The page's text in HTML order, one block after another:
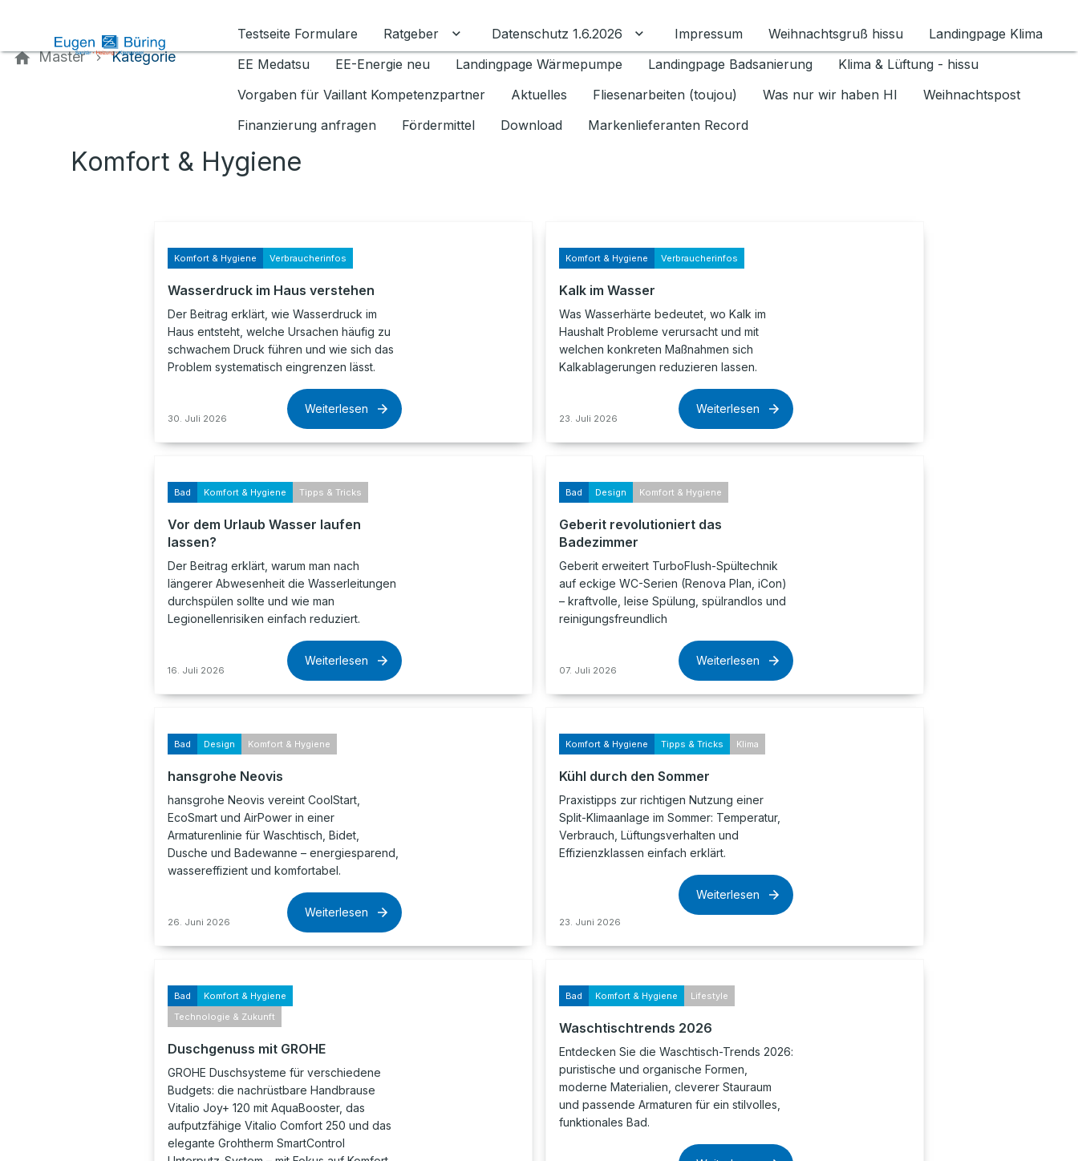
Testseite Formulare
Ratgeber Untermenü für Ratgeber umschalten
Datenschutz 1.6.2026 Untermenü für Datenschutz 1.6.2026 umschalten
Impressum Weihnachtsgruß hissu
Landingpage Klima
EE Medatsu
EE-Energie neu Landingpage Wärmepumpe Landingpage Badsanierung
Klima & Lüftung - hissu
Vorgaben für Vaillant Kompetenzpartner
Aktuelles Fliesenarbeiten (toujou) Was nur wir haben HI
Weihnachtspost
Finanzierung anfragen
Fördermittel Download Markenlieferanten Record
Master Kategorie
Komfort & Hygiene
Komfort & Hygiene Verbraucherinfos
Wasserdruck im Haus verstehen
Der Beitrag erklärt, wie Wasserdruck im
Haus entsteht, welche Ursachen häufig zu
schwachem Druck führen und wie sich das
Problem systematisch eingrenzen lässt.
30. Juli 2026
Weiterlesen
Komfort & Hygiene Verbraucherinfos
Kalk im Wasser
Was Wasserhärte bedeutet, wo Kalk im
Haushalt Probleme verursacht und mit
welchen konkreten Maßnahmen sich
Kalkablagerungen reduzieren lassen.
23. Juli 2026
Weiterlesen
Bad Komfort & Hygiene Tipps & Tricks
Vor dem Urlaub Wasser laufen
lassen?
Der Beitrag erklärt, warum man nach
längerer Abwesenheit die Wasserleitungen
durchspülen sollte und wie man
Legionellenrisiken einfach reduziert.
16. Juli 2026
Weiterlesen
Bad Design Komfort & Hygiene
Geberit revolutioniert das
Badezimmer
Geberit erweitert TurboFlush-Spültechnik
auf eckige WC-Serien (Renova Plan, iCon)
– kraftvolle, leise Spülung, spülrandlos und
reinigungsfreundlich
07. Juli 2026
Weiterlesen
Bad Design Komfort & Hygiene
hansgrohe Neovis
hansgrohe Neovis vereint CoolStart,
EcoSmart und AirPower in einer
Armaturenlinie für Waschtisch, Bidet,
Dusche und Badewanne – energiesparend,
wassereffizient und komfortabel.
26. Juni 2026
Weiterlesen
Komfort & Hygiene Tipps & Tricks Klima
Kühl durch den Sommer
Praxistipps zur richtigen Nutzung einer
Split-Klimaanlage im Sommer: Temperatur,
Verbrauch, Lüftungsverhalten und
Effizienzklassen einfach erklärt.
23. Juni 2026
Weiterlesen
Bad
Komfort & Hygiene
Technologie & Zukunft
Duschgenuss mit GROHE
GROHE Duschsysteme für verschiedene
Budgets: die nachrüstbare Handbrause
Vitalio Joy+ 120 mit AquaBooster, das
aufputzfähige Vitalio Comfort 250 und das
elegante Grohtherm SmartControl
Bad Komfort & Hygiene Lifestyle
Waschtischtrends 2026
Entdecken Sie die Waschtisch-Trends 2026:
puristische und organische Formen,
moderne Materialien, cleverer Stauraum
und passende Armaturen für ein stilvolles,
funktionales Bad.